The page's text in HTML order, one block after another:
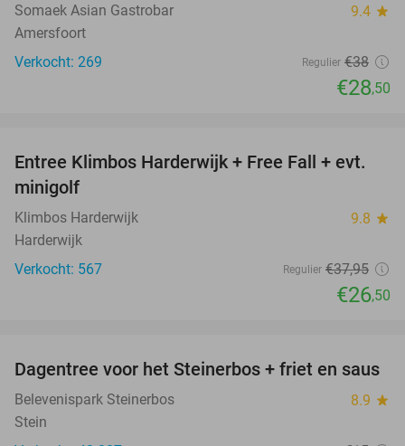
Somaek Asian Gastrobar 9.4 star
Amersfoort
Verkocht: 269
Regulier €38
€28,50
30%
Entree Klimbos Harderwijk + Free Fall + evt.
minigolf
Klimbos Harderwijk 9.8 star
Harderwijk
Verkocht: 567
Regulier €37,95
€26,50
37%
Dagentree voor het Steinerbos + friet en saus
Belevenispark Steinerbos 8.9 star
Stein